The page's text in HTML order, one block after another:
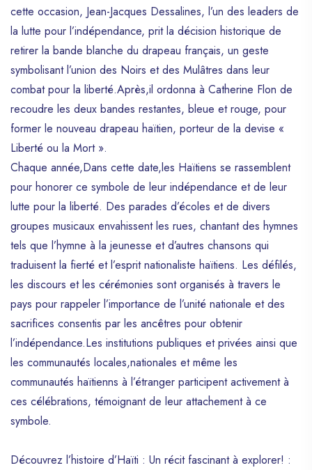
cette occasion, Jean-Jacques Dessalines, l’un des leaders de
la lutte pour l’indépendance, prit la décision historique de
retirer la bande blanche du drapeau français, un geste
symbolisant l’union des Noirs et des Mulâtres dans leur
combat pour la liberté.Après,il ordonna à Catherine Flon de
recoudre les deux bandes restantes, bleue et rouge, pour
former le nouveau drapeau haïtien, porteur de la devise «
Liberté ou la Mort ».
Chaque année,Dans cette date,les Haïtiens se rassemblent
pour honorer ce symbole de leur indépendance et de leur
lutte pour la liberté. Des parades d’écoles et de divers
groupes musicaux envahissent les rues, chantant des hymnes
tels que l’hymne à la jeunesse et d’autres chansons qui
traduisent la fierté et l’esprit nationaliste haïtiens. Les défilés,
les discours et les cérémonies sont organisés à travers le
pays pour rappeler l’importance de l’unité nationale et des
sacrifices consentis par les ancêtres pour obtenir
l’indépendance.Les institutions publiques et privées ainsi que
les communautés locales,nationales et même les
communautés haïtienns à l’étranger participent activement à
ces célébrations, témoignant de leur attachement à ce
symbole.
Découvrez l’histoire d’Haïti : Un récit fascinant à explorer! :